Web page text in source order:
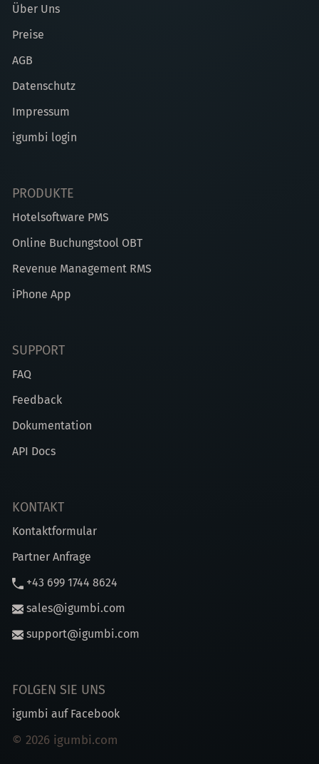
Über Uns
Preise
AGB
Datenschutz
Impressum
igumbi login
PRODUKTE
Hotelsoftware PMS
Online Buchungstool OBT
Revenue Management RMS
iPhone App
SUPPORT
FAQ
Feedback
Dokumentation
API Docs
KONTAKT
Kontaktformular
Partner Anfrage
+43 699 1744 8624
sales@igumbi.com
support@igumbi.com
FOLGEN SIE UNS
igumbi auf Facebook
© 2026 igumbi.com